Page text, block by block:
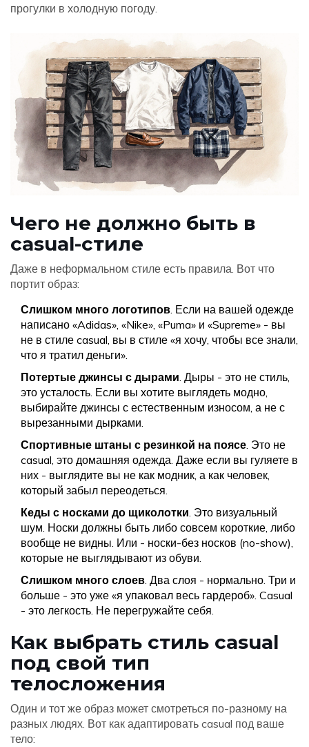
прогулки в холодную погоду.
Чего не должно быть в
casual-стиле
Даже в неформальном стиле есть правила. Вот что
портит образ:
Слишком много логотипов. Если на вашей одежде
написано «Adidas», «Nike», «Puma» и «Supreme» - вы
не в стиле casual, вы в стиле «я хочу, чтобы все знали,
что я тратил деньги».
Потертые джинсы с дырами. Дыры - это не стиль,
это усталость. Если вы хотите выглядеть модно,
выбирайте джинсы с естественным износом, а не с
вырезанными дырками.
Спортивные штаны с резинкой на поясе. Это не
casual, это домашняя одежда. Даже если вы гуляете в
них - выглядите вы не как модник, а как человек,
который забыл переодеться.
Кеды с носками до щиколотки. Это визуальный
шум. Носки должны быть либо совсем короткие, либо
вообще не видны. Или - носки-без носков (no-show),
которые не выглядывают из обуви.
Слишком много слоев. Два слоя - нормально. Три и
больше - это уже «я упаковал весь гардероб». Casual
- это легкость. Не перегружайте себя.
Как выбрать стиль casual
под свой тип
телосложения
Один и тот же образ может смотреться по-разному на
разных людях. Вот как адаптировать casual под ваше
тело: